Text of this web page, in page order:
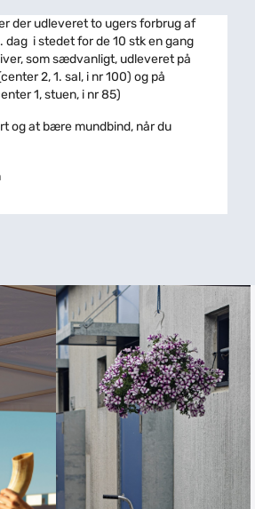
der udleveret to ugers forbrug af
dag i stedet for de 10 stk en gang
som sædvanligt, udleveret på
2, 1. sal, i nr 100) og på
1, stuen, i nr 85)
og at bære mundbind, når du